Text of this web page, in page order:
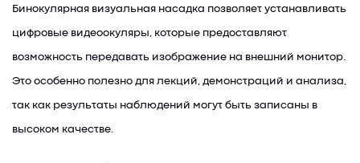
Бинокулярная визуальная насадка позволяет устанавливать
цифровые видеоокуляры, которые предоставляют
возможность передавать изображение на внешний монитор.
Это особенно полезно для лекций, демонстраций и анализа,
так как результаты наблюдений могут быть записаны в
высоком качестве.